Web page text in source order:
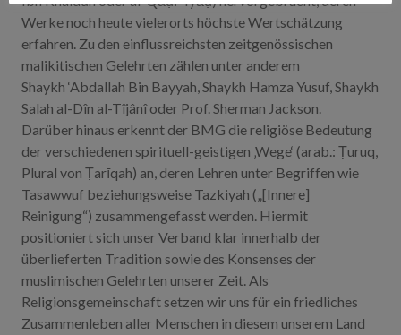
Werke noch heute vielerorts höchste Wertschätzung
erfahren. Zu den einflussreichsten zeitgenössischen
malikitischen Gelehrten zählen unter anderem
Shaykh ‘Abdallah Bin Bayyah, Shaykh Hamza Yusuf, Shaykh
Salah al-Dîn al-Tîjânî oder Prof. Sherman Jackson.
Darüber hinaus erkennt der BMG die religiöse Bedeutung
der verschiedenen spirituell-geistigen ‚Wege‘ (arab.: Ṭuruq,
Plural von Ṭarīqah) an, deren Lehren unter Begriffen wie
Tasawwuf beziehungsweise Tazkiyah („[Innere]
Reinigung“) zusammengefasst werden. Hiermit
positioniert sich unser Verband klar innerhalb der
überlieferten Tradition sowie des Konsenses der
muslimischen Gelehrten unserer Zeit. Als
Religionsgemeinschaft setzen wir uns für ein friedliches
Zusammenleben aller Menschen in diesem unserem Land